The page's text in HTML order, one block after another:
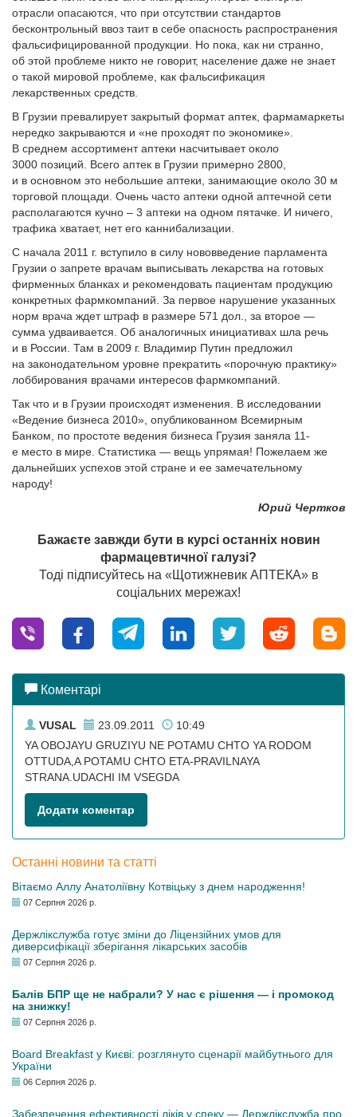
отрасли опасаются, что при отсутствии стандартов
бесконтрольный ввоз таит в себе опасность распространения
фальсифицированной продукции. Но пока, как ни странно,
об этой проблеме никто не говорит, население даже не знает
о такой мировой проблеме, как фальсификация
лекарственных средств.
В Грузии превалирует закрытый формат аптек, фармамаркеты
нередко закрываются и «не проходят по экономике».
В среднем ассортимент аптеки насчитывает около
3000 позиций. Всего аптек в Грузии примерно 2800,
и в основном это небольшие аптеки, занимающие около 30 м
торговой площади. Очень часто аптеки одной аптечной сети
располагаются кучно – 3 аптеки на одном пятачке. И ничего,
трафика хватает, нет его каннибализации.
С начала 2011 г. вступило в силу нововведение парламента
Грузии о запрете врачам выписывать лекарства на готовых
фирменных бланках и рекомендовать пациентам продукцию
конкретных фармкомпаний. За первое нарушение указанных
норм врача ждет штраф в размере 571 дол., за второе —
сумма удваивается. Об аналогичных инициативах шла речь
и в России. Там в 2009 г. Владимир Путин предложил
на законодательном уровне прекратить «порочную практику»
лоббирования врачами интересов фармкомпаний.
Так что и в Грузии происходят изменения. В исследовании
«Ведение бизнеса 2010», опубликованном Всемирным
Банком, по простоте ведения бизнеса Грузия заняла 11-
е место в мире. Статистика — вещь упрямая! Пожелаем же
дальнейших успехов этой стране и ее замечательному
народу!
Юрий Чертков
Бажаєте завжди бути в курсі останніх новин
фармацевтичної галузі?
Тоді підписуйтесь на «Щотижневик АПТЕКА» в
соціальних мережах!
Коментарі
VUSAL 23.09.2011
10:49
YA OBOJAYU GRUZIYU NE POTAMU CHTO YA RODOM
OTTUDA,A POTAMU CHTO ETA-PRAVILNAYA
STRANA.UDACHI IM VSEGDA
Додати коментар
Останні новини та статті
Вітаємо Аллу Анатоліївну Котвіцьку з днем народження!
07 Серпня 2026 р.
Держлікслужба готує зміни до Ліцензійних умов для
диверсифікації зберігання лікарських засобів
07 Серпня 2026 р.
Балів БПР ще не набрали? У нас є рішення — і промокод
на знижку!
07 Серпня 2026 р.
Board Breakfast у Києві: розглянуто сценарії майбутнього для
України
06 Серпня 2026 р.
Забезпечення ефективності ліків у спеку — Держлікслужба про